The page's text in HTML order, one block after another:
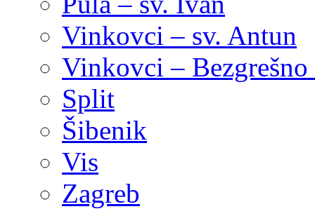
Vinkovci – sv. Antun
Vinkovci –
Split
Šibenik
Vis
Zagreb